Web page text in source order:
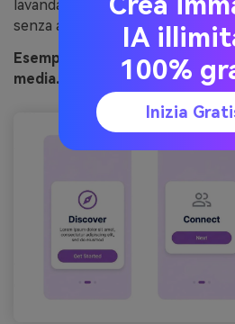
lavanda più chiara come sfondo
senza aggiungere divisori.
Esempio visivo di neve
media.io
IA
100%
Inizia